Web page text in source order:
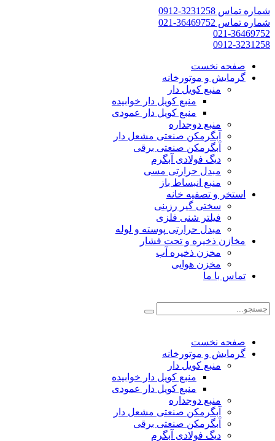
شماره تماس 3231258-0912
شماره تماس 36469752-021
021-36469752
0912-3231258
صفحه نخست
گرمایش و موتورخانه
منبع کویل دار
منبع کویل دار خوابیده
منبع کویل دار عمودی
منبع دوجداره
آبگرمکن صنعتی مشعل دار
آبگرمکن صنعتی برقی
دیگ فولادی آبگرم
مبدل حرارتی مسی
منبع انبساط باز
استخر و تصفیه خانه
سختی گیر رزینی
فیلتر شنی فلزی
مبدل حرارتی پوسته و لوله
مخازن ذخیره و تحت فشار
مخزن ذخیره آب
مخزن هوایی
تماس با ما
صفحه نخست
گرمایش و موتورخانه
منبع کویل دار
منبع کویل دار خوابیده
منبع کویل دار عمودی
منبع دوجداره
آبگرمکن صنعتی مشعل دار
آبگرمکن صنعتی برقی
دیگ فولادی آبگرم